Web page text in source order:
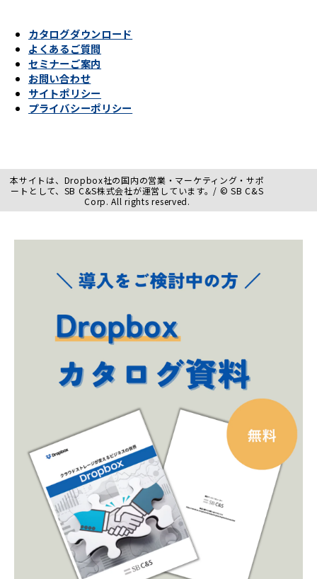
カタログダウンロード
よくあるご質問
セミナーご案内
お問い合わせ
サイトポリシー
プライバシーポリシー
本サイトは、Dropbox社の国内の営業・マーケティング・サポ
ートとして、SB C&S株式会社が運営しています。/ © SB C&S
Corp. All rights reserved.